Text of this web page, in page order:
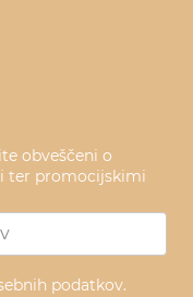
obveščeni o
ter promocijskimi
podatkov.